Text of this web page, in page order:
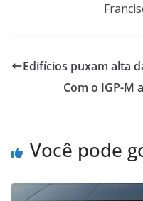
Edifícios puxam alta
Com o IGP-M
Você pode